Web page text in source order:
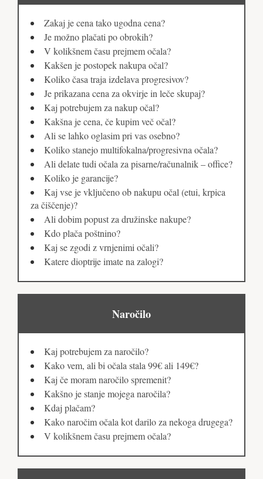
Zakaj je cena tako ugodna cena?
Je možno plačati po obrokih?
V kolikšnem času prejmem očala?
Kakšen je postopek nakupa očal?
Koliko časa traja izdelava progresivov?
Je prikazana cena za okvirje in leče skupaj?
Kaj potrebujem za nakup očal?
Kakšna je cena, če kupim več očal?
Ali se lahko oglasim pri vas osebno?
Koliko stanejo multifokalna/progresivna očala?
Ali delate tudi očala za pisarne/računalnik – office?
Koliko je garancije?
Kaj vse je vključeno ob nakupu očal (etui, krpica
za čiščenje)?
Ali dobim popust za družinske nakupe?
Kdo plača poštnino?
Kaj se zgodi z vrnjenimi očali?
Katere dioptrije imate na zalogi?
Naročilo
Kaj potrebujem za naročilo?
Kako vem, ali bi očala stala 99€ ali 149€?
Kaj če moram naročilo spremenit?
Kakšno je stanje mojega naročila?
Kdaj plačam?
Kako naročim očala kot darilo za nekoga drugega?
V kolikšnem času prejmem očala?